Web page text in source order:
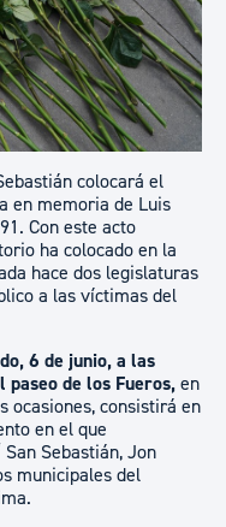
colocará el
en memoria de Luis
Con este acto
ha colocado en la
hace dos legislaturas
a las víctimas del
6 de junio, a las
de los Fueros, en
ocasiones, consistirá en
en el que
Sebastián, Jon
municipales del